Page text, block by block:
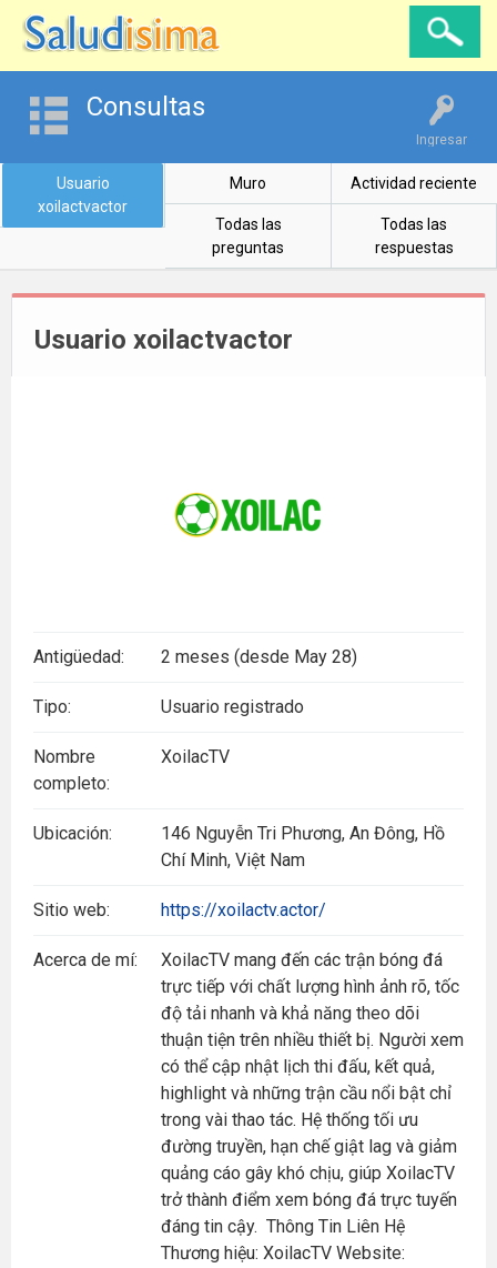
Ingresar
Consultas
Usuario
xoilactvactor
Muro Actividad reciente
Todas las
preguntas
Todas las
respuestas
Usuario xoilactvactor
Antigüedad: 2 meses (desde May 28)
Tipo: Usuario registrado
Nombre
completo:
XoilacTV
Ubicación:
146 Nguyễn Tri Phương, An Đông, Hồ
Chí Minh, Việt Nam
Sitio web: https://xoilactv.actor/
Acerca de mí:
XoilacTV mang đến các trận bóng đá
trực tiếp với chất lượng hình ảnh rõ, tốc
độ tải nhanh và khả năng theo dõi
thuận tiện trên nhiều thiết bị. Người xem
có thể cập nhật lịch thi đấu, kết quả,
highlight và những trận cầu nổi bật chỉ
trong vài thao tác. Hệ thống tối ưu
đường truyền, hạn chế giật lag và giảm
quảng cáo gây khó chịu, giúp XoilacTV
trở thành điểm xem bóng đá trực tuyến
đáng tin cậy. Thông Tin Liên Hệ
Thương hiệu: XoilacTV Website: